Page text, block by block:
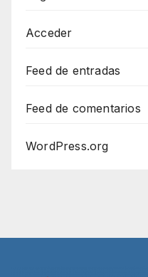
Acceder
Feed de entradas
Feed de comentarios
WordPress.org